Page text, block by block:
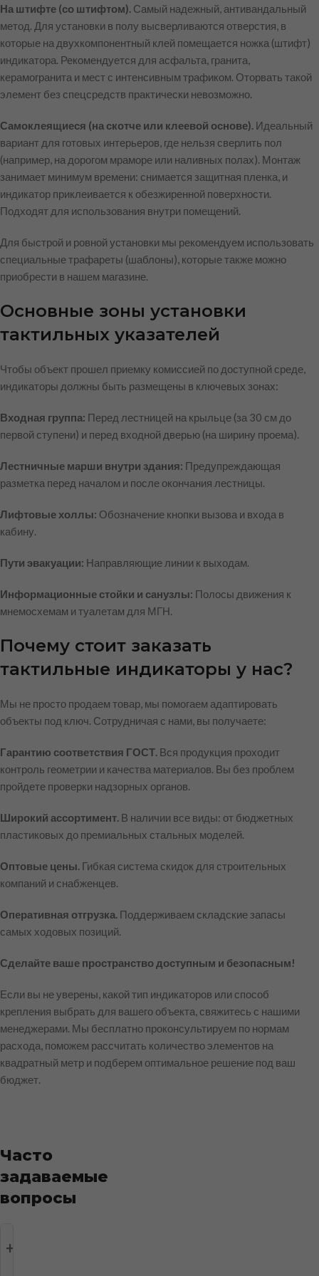
На штифте (со штифтом). Самый надежный, антивандальный
метод. Для установки в полу высверливаются отверстия, в
которые на двухкомпонентный клей помещается ножка (штифт)
индикатора. Рекомендуется для асфальта, гранита,
керамогранита и мест с интенсивным трафиком. Оторвать такой
элемент без спецсредств практически невозможно.
Самоклеящиеся (на скотче или клеевой основе). Идеальный
вариант для готовых интерьеров, где нельзя сверлить пол
(например, на дорогом мраморе или наливных полах). Монтаж
занимает минимум времени: снимается защитная пленка, и
индикатор приклеивается к обезжиренной поверхности.
Подходят для использования внутри помещений.
Для быстрой и ровной установки мы рекомендуем использовать
специальные трафареты (шаблоны), которые также можно
приобрести в нашем магазине.
Основные зоны установки
тактильных указателей
Чтобы объект прошел приемку комиссией по доступной среде,
индикаторы должны быть размещены в ключевых зонах:
Входная группа: Перед лестницей на крыльце (за 30 см до
первой ступени) и перед входной дверью (на ширину проема).
Лестничные марши внутри здания: Предупреждающая
разметка перед началом и после окончания лестницы.
Лифтовые холлы: Обозначение кнопки вызова и входа в
кабину.
Пути эвакуации: Направляющие линии к выходам.
Информационные стойки и санузлы: Полосы движения к
мнемосхемам и туалетам для МГН.
Почему стоит заказать
тактильные индикаторы у нас?
Мы не просто продаем товар, мы помогаем адаптировать
объекты под ключ. Сотрудничая с нами, вы получаете:
Гарантию соответствия ГОСТ. Вся продукция проходит
контроль геометрии и качества материалов. Вы без проблем
пройдете проверки надзорных органов.
Широкий ассортимент. В наличии все виды: от бюджетных
пластиковых до премиальных стальных моделей.
Оптовые цены. Гибкая система скидок для строительных
компаний и снабженцев.
Оперативная отгрузка. Поддерживаем складские запасы
самых ходовых позиций.
Сделайте ваше пространство доступным и безопасным!
Если вы не уверены, какой тип индикаторов или способ
крепления выбрать для вашего объекта, свяжитесь с нашими
менеджерами. Мы бесплатно проконсультируем по нормам
расхода, поможем рассчитать количество элементов на
квадратный метр и подберем оптимальное решение под ваш
бюджет.
Часто
задаваемые
вопросы